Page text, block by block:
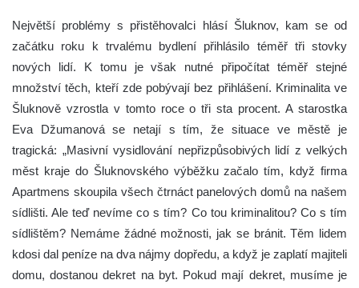
Největší problémy s přistěhovalci hlásí Šluknov, kam se od
začátku roku k trvalému bydlení přihlásilo téměř tři stovky
nových lidí. K tomu je však nutné připočítat téměř stejné
množství těch, kteří zde pobývají bez přihlášení. Kriminalita ve
Šluknově vzrostla v tomto roce o tři sta procent. A starostka
Eva Džumanová se netají s tím, že situace ve městě je
tragická: „Masivní vysidlování nepřizpůsobivých lidí z velkých
měst kraje do Šluknovského výběžku začalo tím, když firma
Apartmens skoupila všech čtrnáct panelových domů na našem
sídlišti. Ale teď nevíme co s tím? Co tou kriminalitou? Co s tím
sídlištěm? Nemáme žádné možnosti, jak se bránit. Těm lidem
kdosi dal peníze na dva nájmy dopředu, a když je zaplatí majiteli
domu, dostanou dekret na byt. Pokud mají dekret, musíme je